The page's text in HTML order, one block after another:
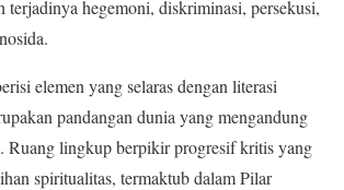
terjadinya hegemoni, diskriminasi, persekusi,
elemen yang selaras dengan literasi
pandangan dunia yang mengandung
Ruang lingkup berpikir progresif kritis yang
spiritualitas, termaktub dalam Pilar